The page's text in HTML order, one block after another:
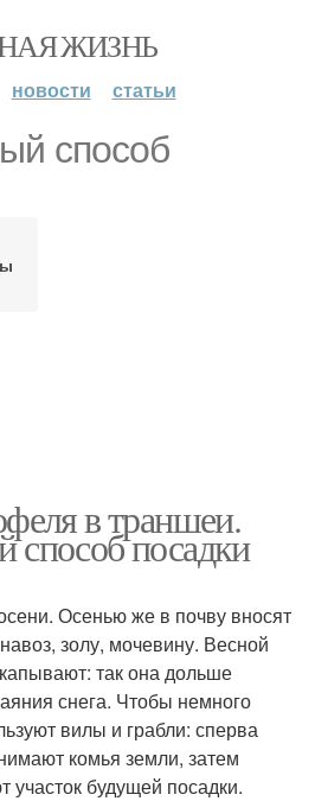
ЖИЗНЬ
новости статьи
способ
в траншеи.
посадки
Осенью же в почву вносят
золу, мочевину. Весной
так она дольше
снега. Чтобы немного
вилы и грабли: сперва
комья земли, затем
участок будущей посадки.